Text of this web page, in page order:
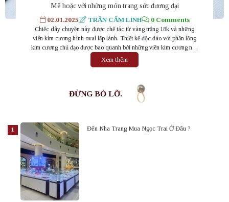
Mê hoặc với những món trang sức đương đại
02.01.2025
TRẦN CẨM LINH 0 Comments
Chiếc dây chuyền này được chế tác từ vàng trắng 18k và những
viên kim cương hình oval lấp lánh. Thiết kế độc đáo với phần lồng
kim cương chủ đạo được bao quanh bởi những viên kim cương nhỏ
hơn, tạo hiệu ứng lung linh vô cùng ấn tượng. Đây là một món
Xem thêm
ĐỪNG BỎ LỠ.
Đến Nha Trang Mua Ngọc Trai Ở Đâu ?